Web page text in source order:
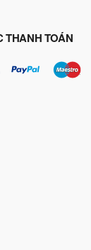
THANH TOÁN